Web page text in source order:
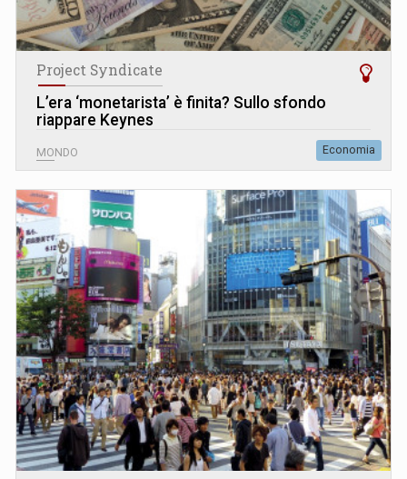
Project Syndicate
L’era ‘monetarista’ è finita? Sullo sfondo
riappare Keynes
MONDO Economia